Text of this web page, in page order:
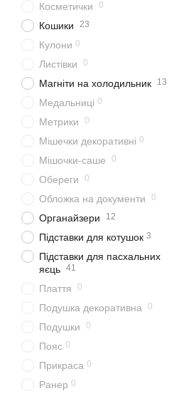
Косметички 0
Кошики 23
Кулони 0
Листівки 0
Магніти на холодильник 13
Медальниці 0
Метрики 0
Мішечки декоративні 0
Мішочки-саше 0
Обереги 0
Обложка на документи 0
Органайзери 12
Підставки для котушок 3
Підставки для пасхальних
яєць 41
Плаття 0
Подушка декоративна 0
Подушки 0
Пояс 0
Прикраса 0
Ранер 0